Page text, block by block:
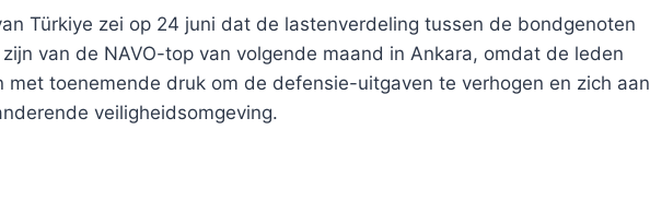
Türkiye zei op 24 juni dat de lastenverdeling tussen de bondgenoten
van de NAVO-top van volgende maand in Ankara, omdat de leden
met toenemende druk om de defensie-uitgaven te verhogen en zich aan
veiligheidsomgeving.